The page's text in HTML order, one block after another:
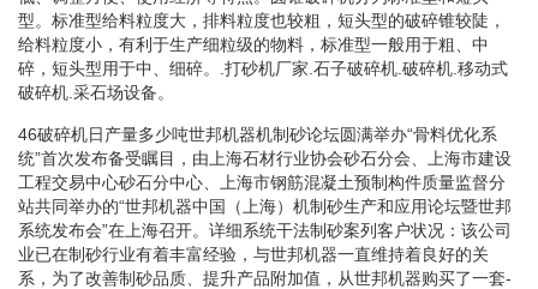
型。标准型给料粒度大，排料粒度也较粗，短头型的破碎锥较陡，
给料粒度小，有利于生产细粒级的物料，标准型一般用于粗、中
碎，短头型用于中、细碎。.打砂机厂家.石子破碎机.破碎机.移动式
破碎机.采石场设备。
46破碎机日产量多少吨世邦机器机制砂论坛圆满举办“骨料优化系
统”首次发布备受瞩目，由上海石材行业协会砂石分会、上海市建设
工程交易中心砂石分中心、上海市钢筋混凝土预制构件质量监督分
站共同举办的“世邦机器中国（上海）机制砂生产和应用论坛暨世邦
系统发布会”在上海召开。详细系统干法制砂案列客户状况：该公司
业已在制砂行业有着丰富经验，与世邦机器一直维持着良好的关
系，为了改善制砂品质、提升产品附加值，从世邦机器购买了一套-